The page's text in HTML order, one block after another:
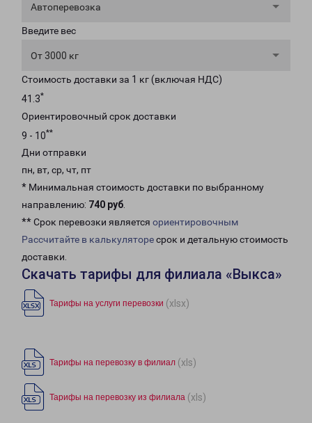
Автоперевозка
Введите вес
От 3000 кг
Стоимость доставки за 1 кг (включая НДС)
41.3*
Ориентировочный срок доставки
9 - 10**
Дни отправки
пн, вт, ср, чт, пт
* Минимальная стоимость доставки по выбранному
направлению: 740 руб.
** Срок перевозки является ориентировочным
Рассчитайте в калькуляторесрок и детальную стоимость
доставки.
Скачать тарифы для филиала «Выкса»
Тарифы на услуги перевозки (xlsx)
Тарифы на перевозку в филиал (xls)
Тарифы на перевозку из филиала (xls)